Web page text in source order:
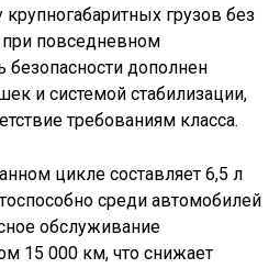
грузов без
повседневном
безопасности дополнен
и системой стабилизации,
требованиям класса.
цикле составляет 6,5 л
среди автомобилей
обслуживание
15 000 км, что снижает